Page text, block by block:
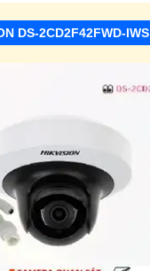
DS-2CD2F42FWD-IWS